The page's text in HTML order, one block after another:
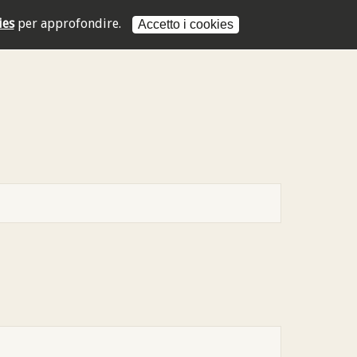
per approfondire. Accetto i cookies